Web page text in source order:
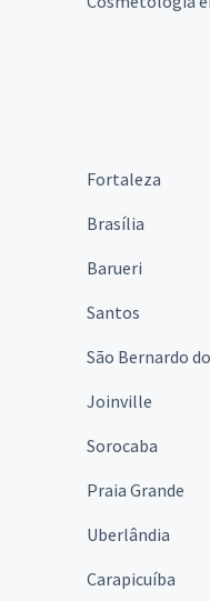
Fortaleza
Brasília
Barueri
Santos
São Bernardo
Joinville
Sorocaba
Praia Grande
Uberlândia
Carapicuíba